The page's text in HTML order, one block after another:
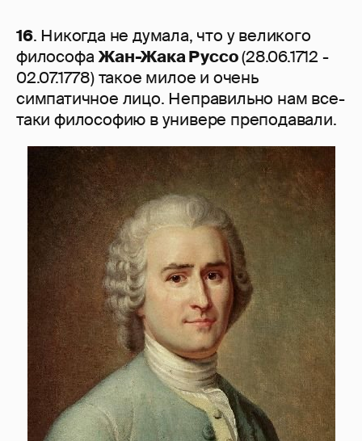
16. Никогда не думала, что у великого
философаЖан-Жака Руссо(28.06.1712 -
02.07.1778) такое милое и очень
симпатичное лицо. Неправильно нам все-
таки философию в универе преподавали.